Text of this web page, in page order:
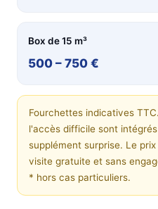
Box de 15 m³
500 – 750 €
Fourchettes indicatives
l'accès difficile sont
supplément surprise. Le
visite gratuite et sans
* hors cas particuliers.